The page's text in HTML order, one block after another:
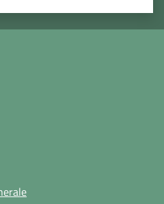
su 5
5